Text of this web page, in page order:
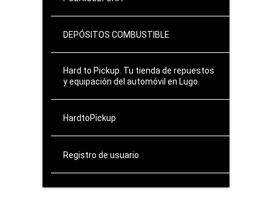
DEPÓSITOS COMBUSTIBLE
Hard to Pickup. Tu tienda de repuestos
y equipación del automóvil en Lugo.
HardtoPickup
Registro de usuario